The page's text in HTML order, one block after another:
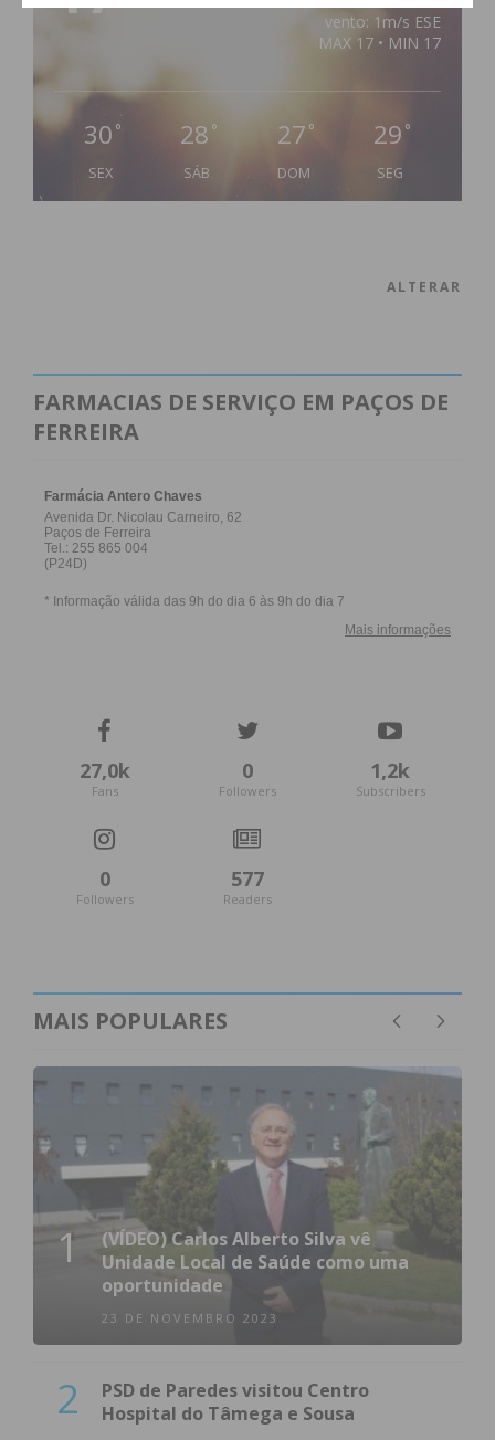
vento: 1m/s ESE
MAX 17 • MIN 17
30 °
SEX
28 °
SÁB
27 °
DOM
29 °
SEG
ALTERAR
FARMACIAS DE SERVIÇO EM PAÇOS DE
FERREIRA
27,0k
Fans
0
Followers
1,2k
Subscribers
0
Followers
577
Readers
MAIS POPULARES
1
(VÍDEO) Carlos Alberto Silva vê
Unidade Local de Saúde como uma
oportunidade
23 DE NOVEMBRO 2023
2
PSD de Paredes visitou Centro
Hospital do Tâmega e Sousa